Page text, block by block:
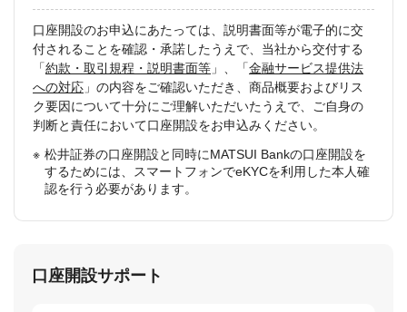
口座開設のお申込にあたっては、説明書面等が電子的に交
付されることを確認・承諾したうえで、当社から交付する
「約款・取引規程・説明書面等 」、「金融サービス提供法
への対応 」の内容をご確認いただき、商品概要およびリス
ク要因について十分にご理解いただいたうえで、ご自身の
判断と責任において口座開設をお申込みください。
松井証券の口座開設と同時にMATSUI Bankの口座開設を
するためには、スマートフォンでeKYCを利用した本人確
認を行う必要があります。
口座開設サポート